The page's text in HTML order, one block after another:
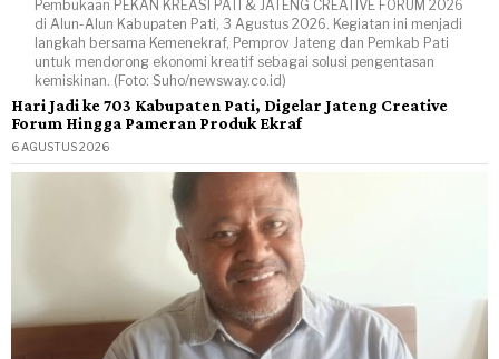
Pembukaan PEKAN KREASI PATI & JATENG CREATIVE FORUM 2026
di Alun-Alun Kabupaten Pati, 3 Agustus 2026. Kegiatan ini menjadi
langkah bersama Kemenekraf, Pemprov Jateng dan Pemkab Pati
untuk mendorong ekonomi kreatif sebagai solusi pengentasan
kemiskinan. (Foto: Suho/newsway.co.id)
Hari Jadi ke 703 Kabupaten Pati, Digelar Jateng Creative
Forum Hingga Pameran Produk Ekraf
6 AGUSTUS 2026